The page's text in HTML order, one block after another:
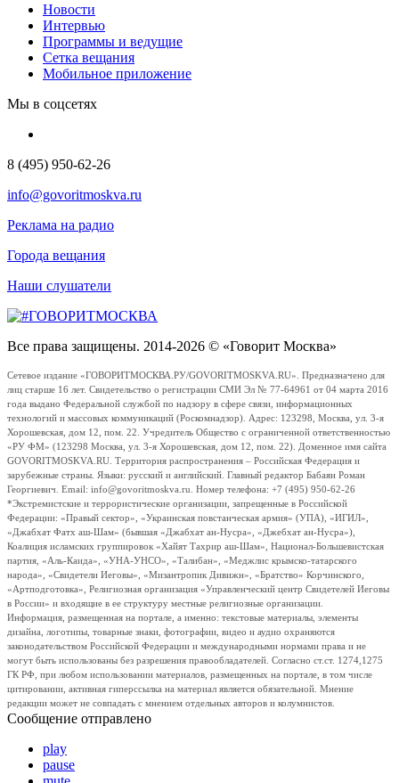
Новости
Интервью
Программы и ведущие
Сетка вещания
Мобильное приложение
Мы в соцсетях
8 (495) 950-62-26
info@govoritmoskva.ru
Реклама на радио
Города вещания
Наши слушатели
Все права защищены. 2014-2026 © «Говорит Москва»
Сетевое издание «ГОВОРИТМОСКВА.РУ/GOVORITMOSKVA.RU». Предназначено для
лиц старше 16 лет. Свидетельство о регистрации СМИ Эл № 77-64961 от 04 марта 2016
года выдано Федеральной службой по надзору в сфере связи, информационных
технологий и массовых коммуникаций (Роскомнадзор). Адрес: 123298, Москва, ул. 3-я
Хорошевская, дом 12, пом. 22. Учредитель Общество с ограниченной ответственностью
«РУ ФМ» (123298 Москва, ул. 3-я Хорошевская, дом 12, пом. 22). Доменное имя сайта
GOVORITMOSKVA.RU. Территория распространения – Российская Федерация и
зарубежные страны. Языки: русский и английский. Главный редактор Бабаян Роман
Георгиевич. Email: info@govoritmoskva.ru. Номер телефона: +7 (495) 950-62-26
*Экстремистские и террористические организации, запрещенные в Российской
Федерации: «Правый сектор», «Украинская повстанческая армия» (УПА), «ИГИЛ»,
«Джабхат Фатх аш-Шам» (бывшая «Джабхат ан-Нусра», «Джебхат ан-Нусра»),
Коалиция исламских группировок «Хайят Тахрир аш-Шам», Национал-Большевистская
партия, «Аль-Каида», «УНА-УНСО», «Талибан», «Меджлис крымско-татарского
народа», «Свидетели Иеговы», «Мизантропик Дивижн», «Братство» Корчинского,
«Артподготовка», Религиозная организация «Управленческий центр Свидетелей Иеговы
в России» и входящие в ее структуру местные религиозные организации.
Информация, размещенная на портале, а именно: текстовые материалы, элементы
дизайна, логотипы, товарные знаки, фотографии, видео и аудио охраняются
законодательством Российской Федерации и международными нормами права и не
могут быть использованы без разрешения правообладателей. Согласно ст.ст. 1274,1275
ГК РФ, при любом использовании материалов, размещенных на портале, в том числе
цитировании, активная гиперссылка на материал является обязательной. Мнение
редакции может не совпадать с мнением отдельных авторов и колумнистов.
Сообщение отправлено
play
pause